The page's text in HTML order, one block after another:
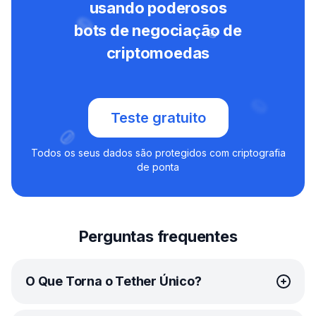
usando poderosos
bots de negociação de
criptomoedas
Teste gratuito
Todos os seus dados são protegidos com criptografia
de ponta
Perguntas frequentes
O Que Torna o Tether Único?